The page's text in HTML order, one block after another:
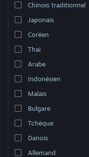
Changer la langue
Télécharger l'application
Voir version ordi. du site
Chinois traditionnel
Japonais
Coréen
Thaï
Arabe
Indonésien
Malais
Bulgare
Tchèque
Danois
Allemand
0 résultats correspondent à
exclus selon vos préférences.